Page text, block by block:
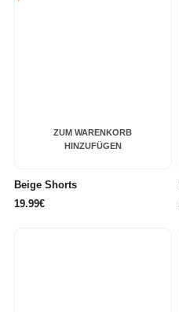
ZUM WARENKORB
HINZUFÜGEN
Beige Shorts
19.99€